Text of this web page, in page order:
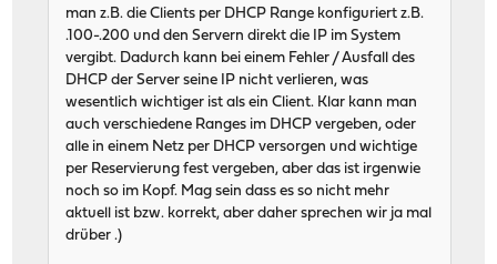
man z.B. die Clients per DHCP Range konfiguriert z.B.
.100-.200 und den Servern direkt die IP im System
vergibt. Dadurch kann bei einem Fehler / Ausfall des
DHCP der Server seine IP nicht verlieren, was
wesentlich wichtiger ist als ein Client. Klar kann man
auch verschiedene Ranges im DHCP vergeben, oder
alle in einem Netz per DHCP versorgen und wichtige
per Reservierung fest vergeben, aber das ist irgenwie
noch so im Kopf. Mag sein dass es so nicht mehr
aktuell ist bzw. korrekt, aber daher sprechen wir ja mal
drüber .)